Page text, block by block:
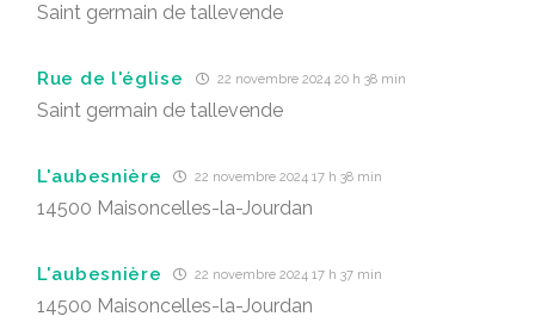
Saint germain de tallevende
Rue de l'église 22 novembre 2024 20 h 38 min
Saint germain de tallevende
L'aubesnière 22 novembre 2024 17 h 38 min
14500 Maisoncelles-la-Jourdan
L'aubesnière 22 novembre 2024 17 h 37 min
14500 Maisoncelles-la-Jourdan